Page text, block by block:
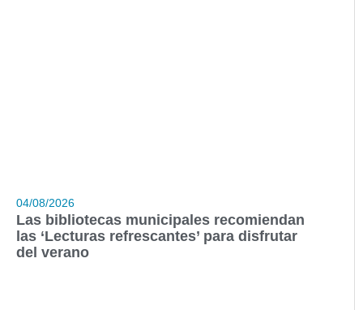
04/08/2026
Las bibliotecas municipales recomiendan
las ‘Lecturas refrescantes’ para disfrutar
del verano